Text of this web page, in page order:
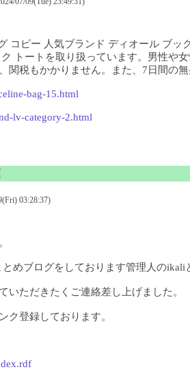
コピー 人気ブランド ディオール ブッ
トートを取り扱っています。男性や
関税もかかりません。また、7日間の
bag-15.html
lv-category-2.html
03:28:37)
めブログをしております管理人のikali
いただきたくご連絡差し上げました。
ク登録しております。